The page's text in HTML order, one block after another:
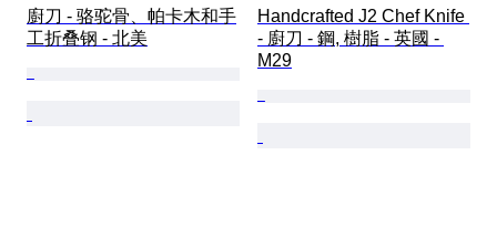
廚刀 - 骆驼骨、帕卡木和手
工折叠钢 - 北美
Handcrafted J2 Chef Knife
- 廚刀 - 鋼, 樹脂 - 英國 -
M29